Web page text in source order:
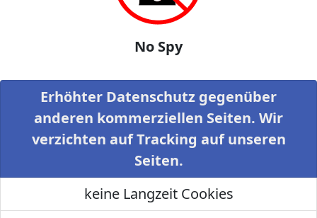
No Spy
Erhöhter Datenschutz gegenüber
anderen kommerziellen Seiten. Wir
verzichten auf Tracking auf unseren
Seiten.
keine Langzeit Cookies